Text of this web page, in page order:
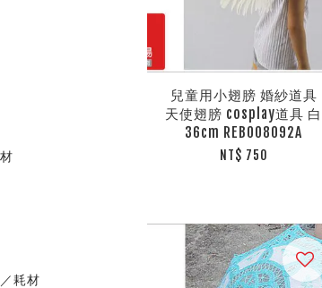
耗材
兒童用小翅膀 婚紗道具
天使翅膀 cosplay道具 白
36cm REB008092A
NT$ 750